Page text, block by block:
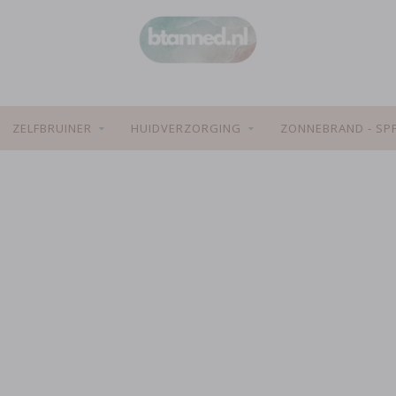
ZELFBRUINER HUIDVERZORGING ZONNEBRAND - SPF